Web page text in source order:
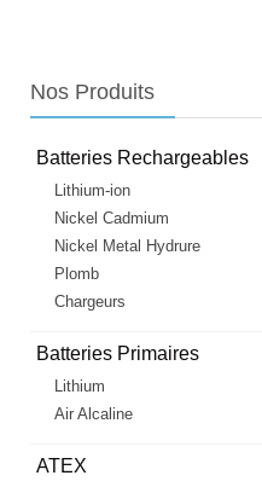
Nos Produits
Batteries Rechargeables
Lithium-ion
Nickel Cadmium
Nickel Metal Hydrure
Plomb
Chargeurs
Batteries Primaires
Lithium
Air Alcaline
ATEX